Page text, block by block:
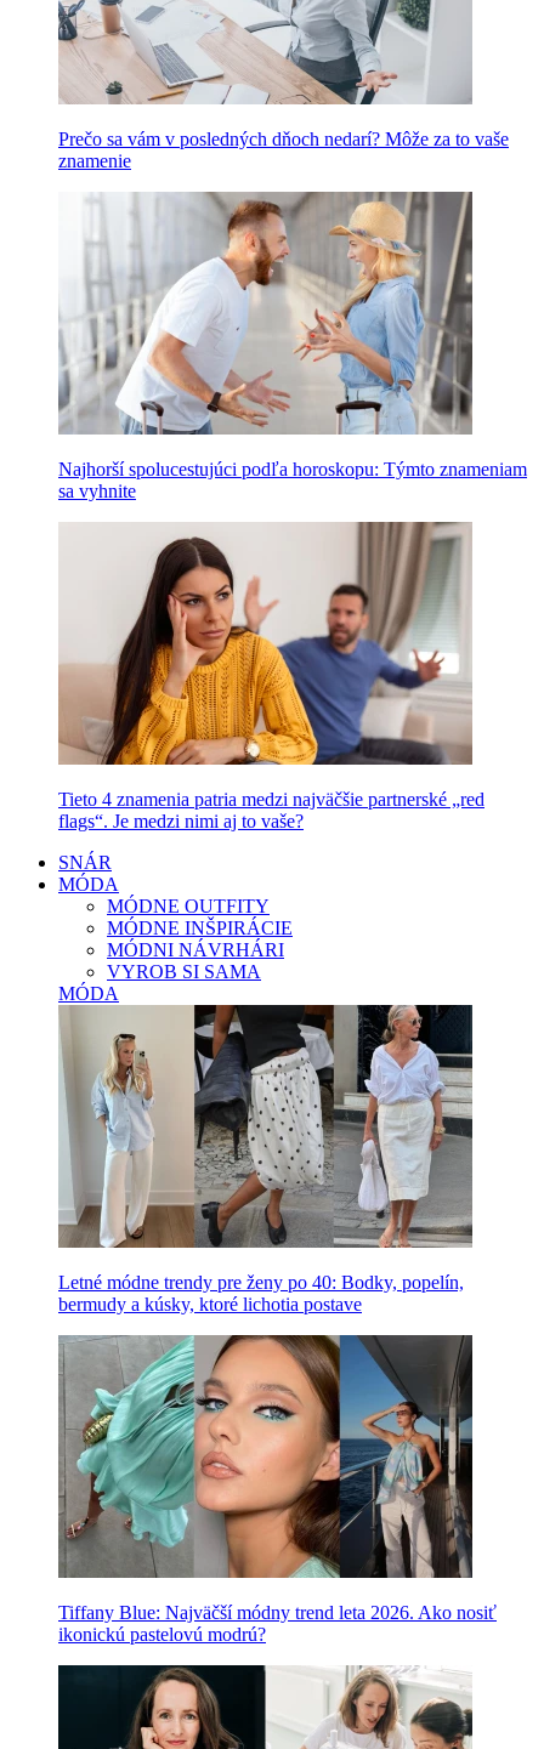
Prečo sa vám v posledných dňoch nedarí? Môže za to vaše
znamenie
Najhorší spolucestujúci podľa horoskopu: Týmto znameniam
sa vyhnite
Tieto 4 znamenia patria medzi najväčšie partnerské „red
flags“. Je medzi nimi aj to vaše?
SNÁR
MÓDA
MÓDNE OUTFITY
MÓDNE INŠPIRÁCIE
MÓDNI NÁVRHÁRI
VYROB SI SAMA
MÓDA
Letné módne trendy pre ženy po 40: Bodky, popelín,
bermudy a kúsky, ktoré lichotia postave
Tiffany Blue: Najväčší módny trend leta 2026. Ako nosiť
ikonickú pastelovú modrú?